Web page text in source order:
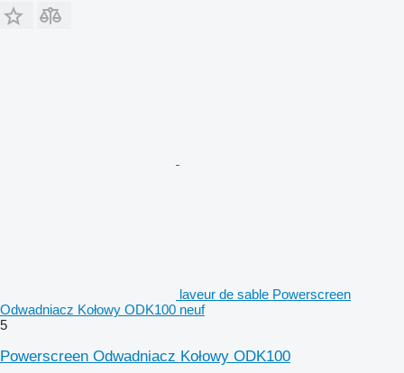
laveur de sable Powerscreen
Odwadniacz Kołowy ODK100 neuf
5
Powerscreen Odwadniacz Kołowy ODK100